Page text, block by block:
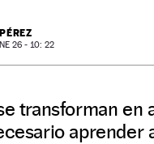
26 - 10: 22
transforman en